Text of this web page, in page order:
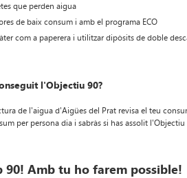
que perden aigua
de baix consum i amb el programa ECO
com a paperera i utilitzar dipòsits de doble
l'Objectiu 90?
de l'aigua d'Aigües del Prat revisa el teu
per persona dia i sabràs si has assolit
90! Amb tu ho farem possible!